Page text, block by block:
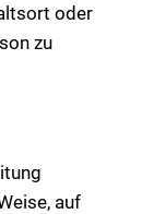
oder
zu
auf